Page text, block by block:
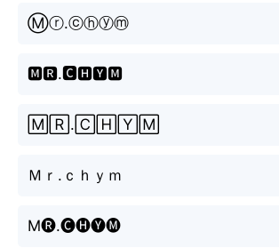
Ⓜⓡ.ⓒⓗⓨⓜ
🅼🆁.🅲🅷🆈🅼
🄼🅁.🄲🄷🅈🄼
Ｍｒ.ｃｈｙｍ
M🅡.🅒🅗🅨🅜